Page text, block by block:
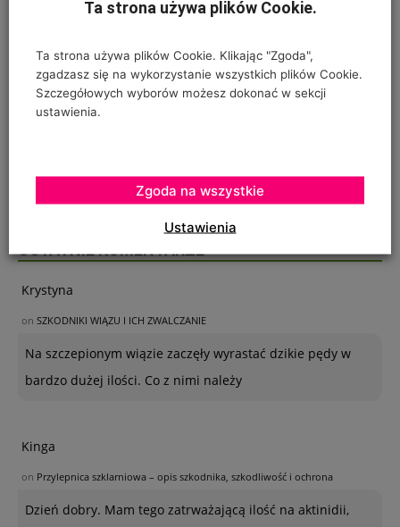
OSTATNIE KOMENTARZE
Krystyna
on SZKODNIKI WIĄZU I ICH ZWALCZANIE
Na szczepionym wiązie zaczęły wyrastać dzikie pędy w
bardzo dużej ilości. Co z nimi należy
Kinga
on Przylepnica szklarniowa – opis szkodnika, szkodliwość i ochrona
Dzień dobry. Mam tego zatrważającą ilość na aktinidii,
Ta strona używa plików Cookie.
Ta strona używa plików Cookie. Klikając "Zgoda",
zgadzasz się na wykorzystanie wszystkich plików Cookie.
Szczegółowych wyborów możesz dokonać w sekcji
ustawienia.
Ustawienia
Zgoda na wszystkie